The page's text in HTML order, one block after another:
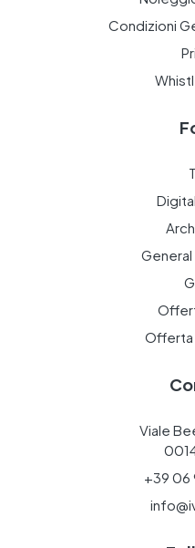
Condizioni
Offerta
Viale
+39 06